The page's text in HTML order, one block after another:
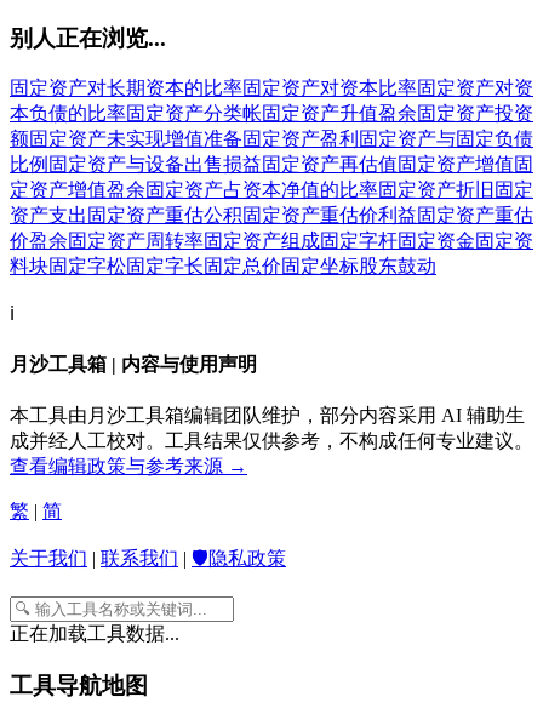
别人正在浏览...
固定资产对长期资本的比率固定资产对资本比率固定资产对资
本负债的比率固定资产分类帐固定资产升值盈余固定资产投资
额固定资产未实现增值准备固定资产盈利 固定资产与固定负债
比例 固定资产与设备出售损益固定资产再估值固定资产增值固
定资产增值盈余固定资产占资本净值的比率固定资产折旧 固定
资产支出 固定资产重估公积固定资产重估价利益固定资产重估
价盈余固定资产周转率固定资产组成固定字杆固定资金固定资
料块固定字松固定字长固定总价固定坐标股东鼓动
ℹ️
月沙工具箱 | 内容与使用声明
本工具由月沙工具箱编辑团队维护，部分内容采用 AI 辅助生
成并经人工校对。工具结果仅供参考，不构成任何专业建议。
查看编辑政策与参考来源 →
繁 | 简
关于我们 | 联系我们 | 🛡️隐私政策
正在加载工具数据...
工具导航地图